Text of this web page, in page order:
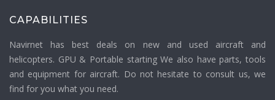
CAPABILITIES
Navirnet has best deals on new and used aircraft and
helicopters. GPU & Portable starting We also have parts, tools
and equipment for aircraft. Do not hesitate to consult us, we
find for you what you need.